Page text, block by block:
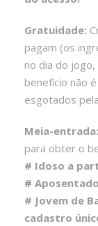
Gratuidade:
pagam (os
no dia do
benefício não
esgotados
Meia-entrada:
para obter o
# Idoso a
#
# Jovem de
cadastro